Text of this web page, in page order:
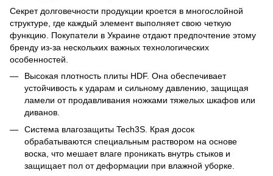
Секрет долговечности продукции кроется в многослойной
структуре, где каждый элемент выполняет свою четкую
функцию. Покупатели в Украине отдают предпочтение этому
бренду из-за нескольких важных технологических
особенностей.
Высокая плотность плиты HDF. Она обеспечивает
устойчивость к ударам и сильному давлению, защищая
ламели от продавливания ножками тяжелых шкафов или
диванов.
Система влагозащиты Tech3S. Края досок
обрабатываются специальным раствором на основе
воска, что мешает влаге проникать внутрь стыков и
защищает пол от деформации при влажной уборке.